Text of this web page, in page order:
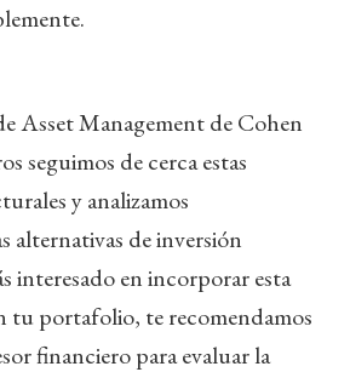
Asset Management de Cohen
seguimos de cerca estas
y analizamos
alternativas de inversión
interesado en incorporar esta
tu portafolio, te recomendamos
financiero para evaluar la